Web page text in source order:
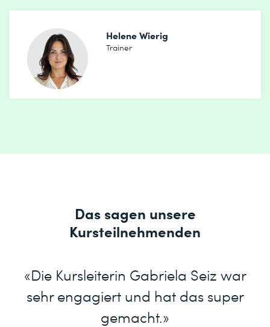
Helene Wierig
Trainer
Das sagen unsere
Kursteilnehmenden
«Die Kursleiterin Gabriela Seiz war
sehr engagiert und hat das super
gemacht.»